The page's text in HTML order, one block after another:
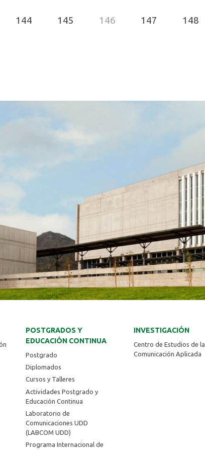
144 145 146 147 148
POSTGRADOS Y
EDUCACIÓN CONTINUA
Postgrado
Diplomados
Cursos y Talleres
Actividades Postgrado y
Educación Continua
Laboratorio de
Comunicaciones UDD
(LABCOM UDD)
Programa Internacional de
INVESTIGACIÓN
Centro de Estudios de la
Comunicación Aplicada